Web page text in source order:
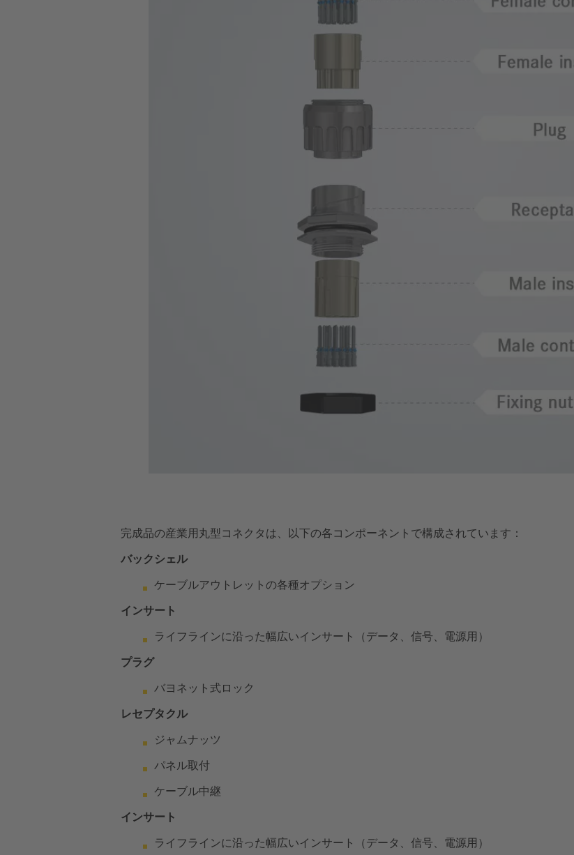
完成品の産業用丸型コネクタは、以下の各コンポーネントで構成されています：
バックシェル
ケーブルアウトレットの各種オプション
インサート
ライフラインに沿った幅広いインサート（データ、信号、電源用）
プラグ
バヨネット式ロック
レセプタクル
ジャムナッツ
パネル取付
ケーブル中継
インサート
ライフラインに沿った幅広いインサート（データ、信号、電源用）